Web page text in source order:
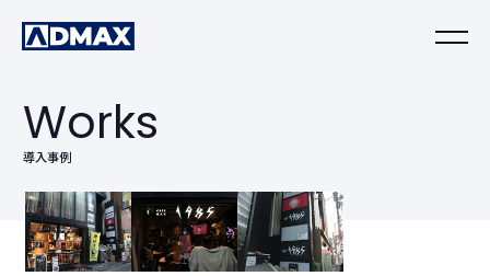
Works
導入事例